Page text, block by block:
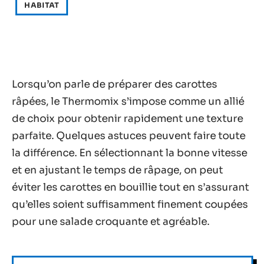
HABITAT
Lorsqu’on parle de préparer des carottes
râpées, le Thermomix s’impose comme un allié
de choix pour obtenir rapidement une texture
parfaite. Quelques astuces peuvent faire toute
la différence. En sélectionnant la bonne vitesse
et en ajustant le temps de râpage, on peut
éviter les carottes en bouillie tout en s’assurant
qu’elles soient suffisamment finement coupées
pour une salade croquante et agréable.